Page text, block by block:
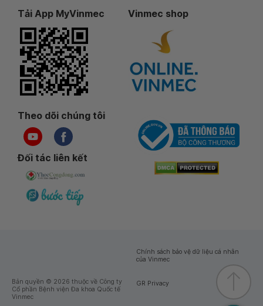
Tải App MyVinmec Vinmec shop
Theo dõi chúng tôi
Đối tác liên kết
Bản quyền © 2026 thuộc về Công ty
Cổ phần Bệnh viện Đa khoa Quốc tế
Vinmec
Chính sách bảo vệ dữ liệu cá nhân
của Vinmec
GR Privacy